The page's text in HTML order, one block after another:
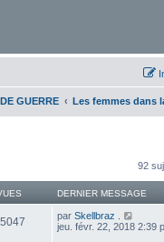
GUERRE Les femmes dans
92
DERNIER MESSAGE
par Skellbraz .
jeu. févr. 22, 2018 2:39